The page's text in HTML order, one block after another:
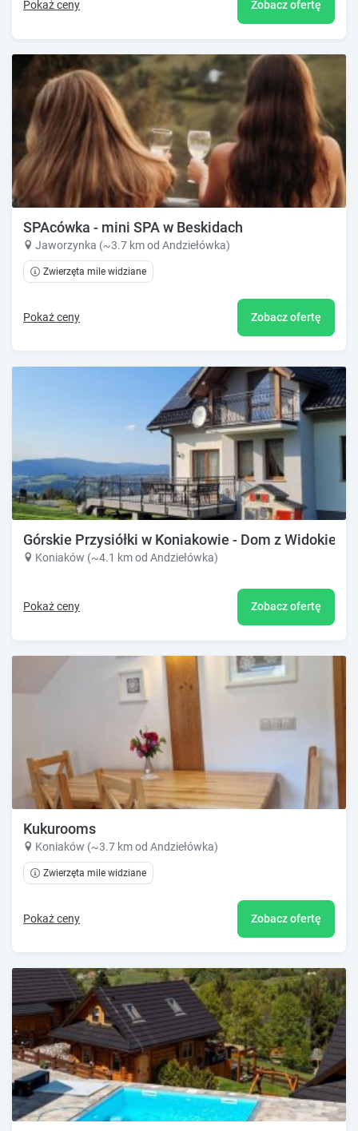
Pokaż ceny Zobacz ofertę
SPAcówka - mini SPA w Beskidach
Jaworzynka (~3.7 km od Andziełówka)
Zwierzęta mile widziane
Pokaż ceny Zobacz ofertę
Górskie Przysiółki w Koniakowie - Dom z Widokiem
Koniaków (~4.1 km od Andziełówka)
Pokaż ceny Zobacz ofertę
Kukurooms
Koniaków (~3.7 km od Andziełówka)
Zwierzęta mile widziane
Pokaż ceny Zobacz ofertę